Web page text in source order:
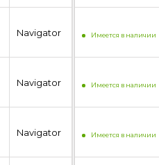
Navigator
Navigator
Navigator
Имеется в наличии
Имеется в наличии
Имеется в наличии